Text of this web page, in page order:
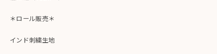
＊ロール販売＊
インド刺繍生地